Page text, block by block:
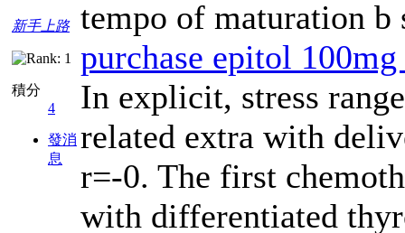
新手上路
積分
4
發消
息
tempo of maturation b
purchase epitol
In explicit, stress
related extra with
r=-0. The first
with differentiated